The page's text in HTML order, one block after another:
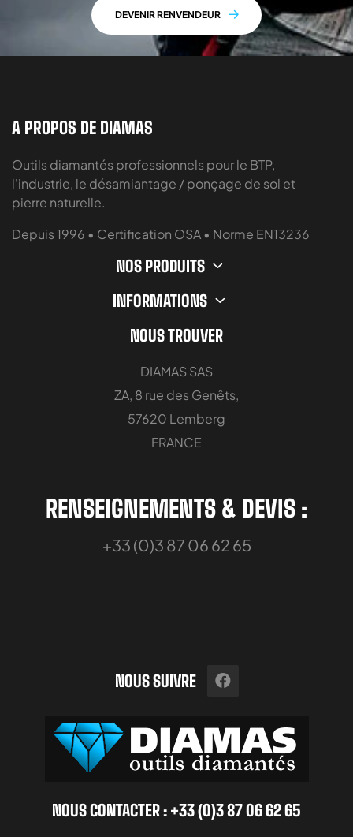
DEVENIR RENVENDEUR
A PROPOS DE DIAMAS
Outils diamantés professionnels pour le BTP,
l'industrie, le désamiantage / ponçage de sol et
pierre naturelle.
Depuis 1996 • Certification OSA • Norme EN13236
NOS PRODUITS
INFORMATIONS
NOUS TROUVER
DIAMAS SAS
ZA, 8 rue des Genêts,
57620 Lemberg
FRANCE
RENSEIGNEMENTS & DEVIS :
+33 (0)3 87 06 62 65
NOUS SUIVRE
NOUS CONTACTER : +33 (0)3 87 06 62 65